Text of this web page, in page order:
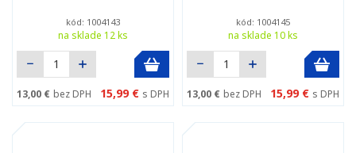
kód: 1004143
na sklade 12 ks
13,00 € bez DPH 15,99 € s DPH
kód: 1004145
na sklade 10 ks
13,00 € bez DPH 15,99 € s DPH